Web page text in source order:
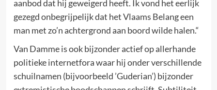
aanbod dat hij geweigerd heeft. Ik vond het eerlijk
gezegd onbegrijpelijk dat het Vlaams Belang een
man met zo’n achtergrond aan boord wilde halen.“
Van Damme is ook bijzonder actief op allerhande
politieke internetfora waar hij onder verschillende
schuilnamen (bijvoorbeeld ’Guderian’) bijzonder